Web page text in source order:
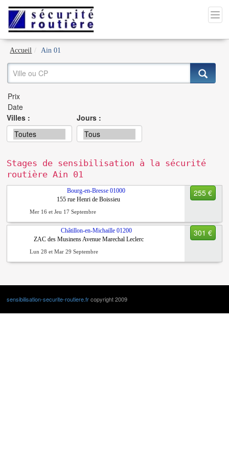
Accueil Ain 01
Villes : Jours :
Stages de sensibilisation à la sécurité
routière Ain 01
255 €
Bourg-en-Bresse 01000
155 rue Henri de Boissieu
Mer 16 et Jeu 17 Septembre
301 €
Châtillon-en-Michaille 01200
ZAC des Musinens Avenue Marechal Leclerc
Lun 28 et Mar 29 Septembre
sensibilisation-securite-routiere.frcopyright 2009